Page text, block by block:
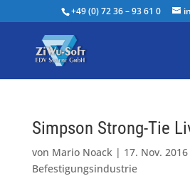
+49 (0) 72 36 – 93 61 0
Simpson Strong-Tie
von Mario Noack| 17. Nov. 2016
Befestigungsindustrie